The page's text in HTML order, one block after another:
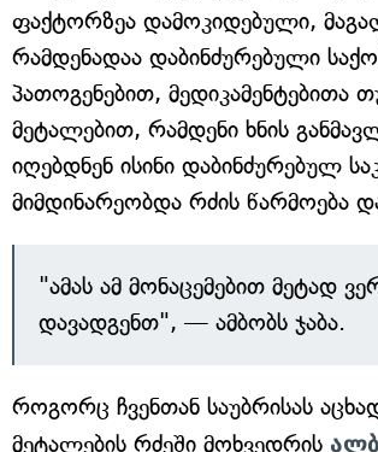
ფაქტორზეა დამოკიდებული,
რამდენადაა დაბინძურებული
პათოგენებით, მედიკამენტებითა
მეტალებით, რამდენი ხნის
იღებდნენ ისინი დაბინძურებულ
მიმდინარეობდა რძის წარმოება
"ამას ამ მონაცემებით მეტად
დავადგენთ", — ამბობს ჯაბა.
როგორც ჩვენთან საუბრისას
მეტალების რძეში მოხვედრის